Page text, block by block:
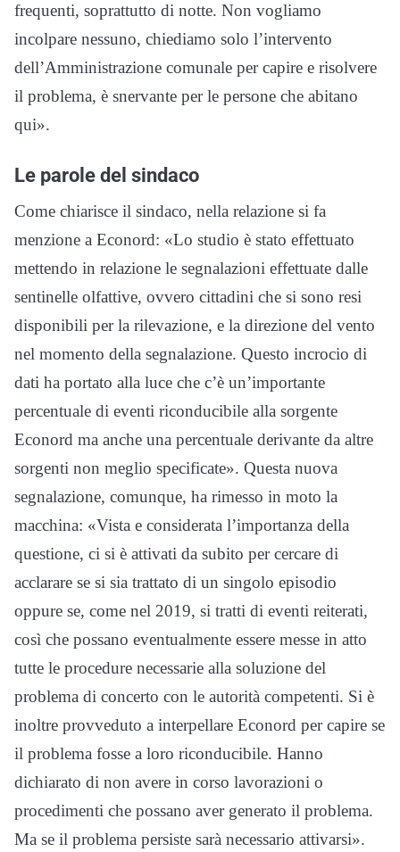
frequenti, soprattutto di notte. Non vogliamo
incolpare nessuno, chiediamo solo l’intervento
dell’Amministrazione comunale per capire e risolvere
il problema, è snervante per le persone che abitano
qui».
Le parole del sindaco
Come chiarisce il sindaco, nella relazione si fa
menzione a Econord: «Lo studio è stato effettuato
mettendo in relazione le segnalazioni effettuate dalle
sentinelle olfattive, ovvero cittadini che si sono resi
disponibili per la rilevazione, e la direzione del vento
nel momento della segnalazione. Questo incrocio di
dati ha portato alla luce che c’è un’importante
percentuale di eventi riconducibile alla sorgente
Econord ma anche una percentuale derivante da altre
sorgenti non meglio specificate». Questa nuova
segnalazione, comunque, ha rimesso in moto la
macchina: «Vista e considerata l’importanza della
questione, ci si è attivati da subito per cercare di
acclarare se si sia trattato di un singolo episodio
oppure se, come nel 2019, si tratti di eventi reiterati,
così che possano eventualmente essere messe in atto
tutte le procedure necessarie alla soluzione del
problema di concerto con le autorità competenti. Si è
inoltre provveduto a interpellare Econord per capire se
il problema fosse a loro riconducibile. Hanno
dichiarato di non avere in corso lavorazioni o
procedimenti che possano aver generato il problema.
Ma se il problema persiste sarà necessario attivarsi».